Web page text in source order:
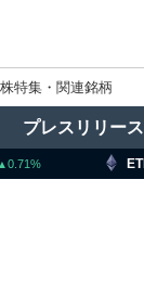
株特集・関連銘柄
プレスリリース
299,298.0